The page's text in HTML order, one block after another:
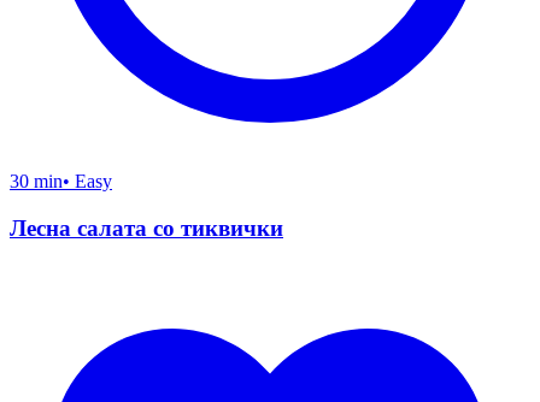
30 min• Easy
Лесна салата со тиквички